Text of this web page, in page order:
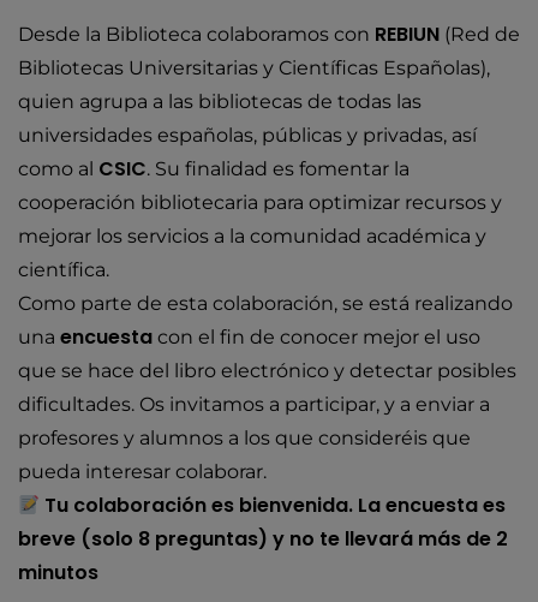
Desde la Biblioteca colaboramos con REBIUN (Red de
Bibliotecas Universitarias y Científicas Españolas),
quien agrupa a las bibliotecas de todas las
universidades españolas, públicas y privadas, así
como al CSIC. Su finalidad es fomentar la
cooperación bibliotecaria para optimizar recursos y
mejorar los servicios a la comunidad académica y
científica.
Como parte de esta colaboración, se está realizando
una encuesta con el fin de conocer mejor el uso
que se hace del libro electrónico y detectar posibles
dificultades. Os invitamos a participar, y a enviar a
profesores y alumnos a los que consideréis que
pueda interesar colaborar.
Tu colaboración es bienvenida. La encuesta es
breve (solo 8 preguntas) y no te llevará más de 2
minutos